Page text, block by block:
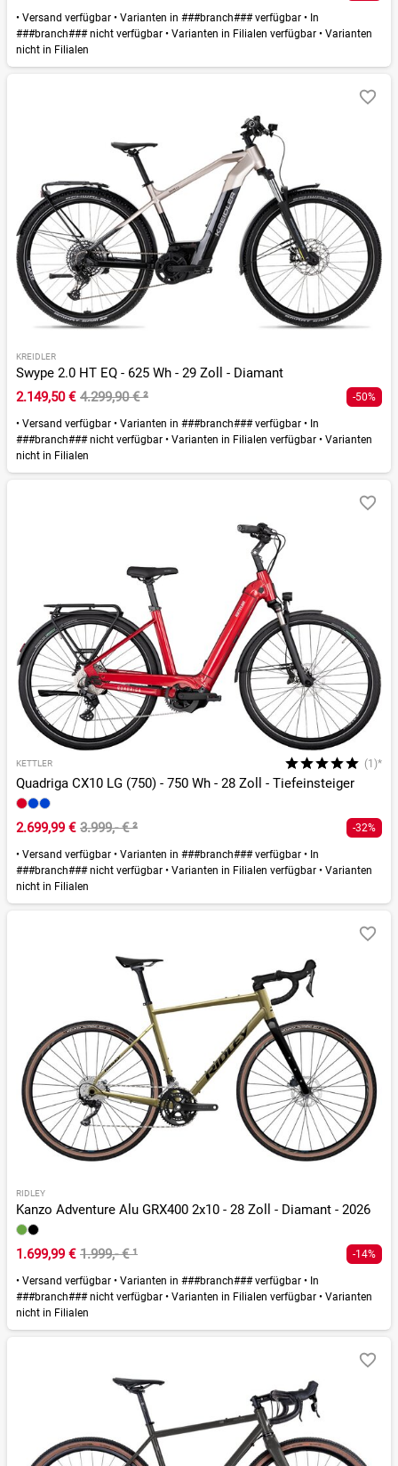
• Versand verfügbar • Varianten in ###branch### verfügbar • In
###branch### nicht verfügbar • Varianten in Filialen verfügbar • Varianten
nicht in Filialen
KREIDLER
Swype 2.0 HT EQ - 625 Wh - 29 Zoll - Diamant
2.149,50 € 4.299,90 €² -50%
• Versand verfügbar • Varianten in ###branch### verfügbar • In
###branch### nicht verfügbar • Varianten in Filialen verfügbar • Varianten
nicht in Filialen
KETTLER (1)*
Quadriga CX10 LG (750) - 750 Wh - 28 Zoll - Tiefeinsteiger
2.699,99 € 3.999,- €² -32%
• Versand verfügbar • Varianten in ###branch### verfügbar • In
###branch### nicht verfügbar • Varianten in Filialen verfügbar • Varianten
nicht in Filialen
RIDLEY
Kanzo Adventure Alu GRX400 2x10 - 28 Zoll - Diamant - 2026
1.699,99 € 1.999,- €¹ -14%
• Versand verfügbar • Varianten in ###branch### verfügbar • In
###branch### nicht verfügbar • Varianten in Filialen verfügbar • Varianten
nicht in Filialen